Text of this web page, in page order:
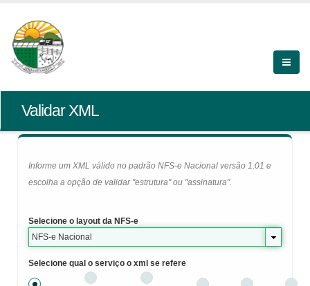
Validar XML
Informe um XML válido no padrão NFS-e Nacional versão 1.01 e
escolha a opção de validar "estrutura" ou "assinatura".
Selecione o layout da NFS-e
NFS-e Nacional
Selecione qual o serviço o xml se refere